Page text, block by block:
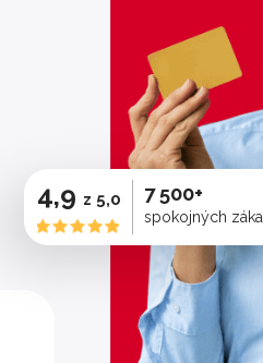
4,9 z 5,0 7 500+
spokojných